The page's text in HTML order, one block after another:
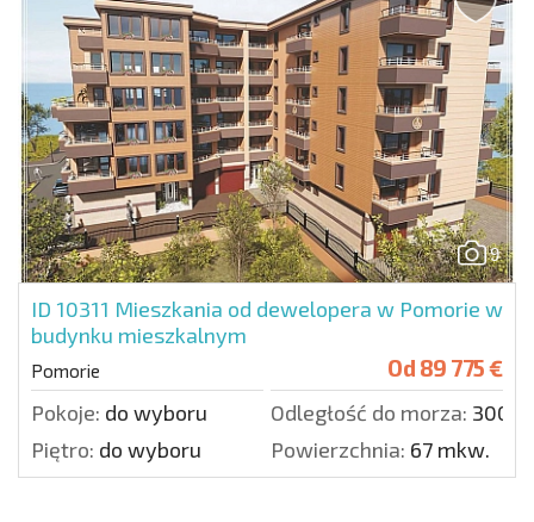
9
ID 10311 Mieszkania od dewelopera w Pomorie w
budynku mieszkalnym
Pomorie Od 89 775 €
Pokoje: do wyboru Odległość do morza: 300
Piętro: do wyboru Powierzchnia: 67 mkw.